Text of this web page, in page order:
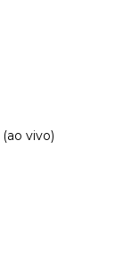
(ao vivo)